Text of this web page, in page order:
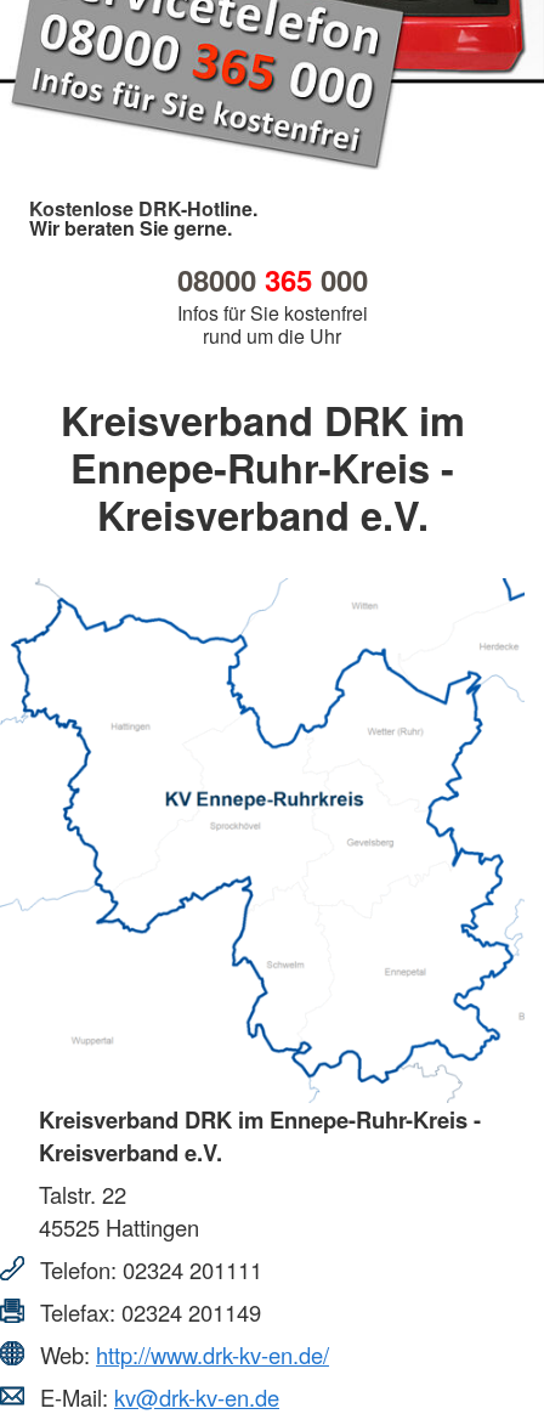
Kostenlose DRK-Hotline.
Wir beraten Sie gerne.
08000 365000
Infos für Sie kostenfrei
rund um die Uhr
Kreisverband DRK im
Ennepe-Ruhr-Kreis -
Kreisverband e.V.
Kreisverband DRK im Ennepe-Ruhr-Kreis -
Kreisverband e.V.
Talstr. 22
45525 Hattingen
Telefon: 02324 201111
Telefax: 02324 201149
Web: http://www.drk-kv-en.de/
E-Mail: kv@drk-kv-en.de